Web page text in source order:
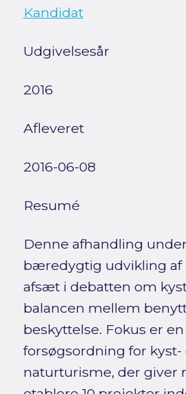
Kandidat
Udgivelsesår
2016
Afleveret
2016-06-08
Resumé
Denne afhandling
bæredygtig udvikling af
afsæt i debatten om
balancen mellem
beskyttelse. Fokus er
forsøgsordning for kyst-
naturturisme, der giver